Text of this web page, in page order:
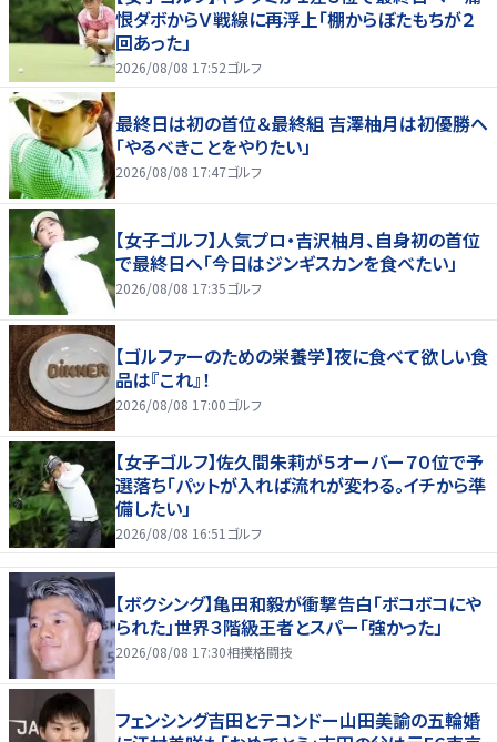
恨ダボからＶ戦線に再浮上「棚からぼたもちが２
回あった」
2026/08/08 17:52ゴルフ
最終日は初の首位＆最終組 吉澤柚月は初優勝へ
「やるべきことをやりたい」
2026/08/08 17:47ゴルフ
【女子ゴルフ】人気プロ・吉沢柚月、自身初の首位
で最終日へ「今日はジンギスカンを食べたい」
2026/08/08 17:35ゴルフ
【ゴルファーのための栄養学】夜に食べて欲しい食
品は『これ』！
2026/08/08 17:00ゴルフ
【女子ゴルフ】佐久間朱莉が５オーバー７０位で予
選落ち「パットが入れば流れが変わる。イチから準
備したい」
2026/08/08 16:51 ゴルフ
【ボクシング】亀田和毅が衝撃告白「ボコボコにや
られた」世界３階級王者とスパー「強かった」
2026/08/08 17:30相撲格闘技
フェンシング吉田とテコンドー山田美諭の五輪婚